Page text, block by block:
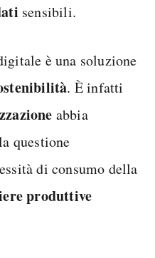
sensibili.
è una soluzione
. È infatti
abbia
questione
di consumo della
produttive